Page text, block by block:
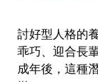
討好型人格的
乖巧、迎合長
成年後，這種